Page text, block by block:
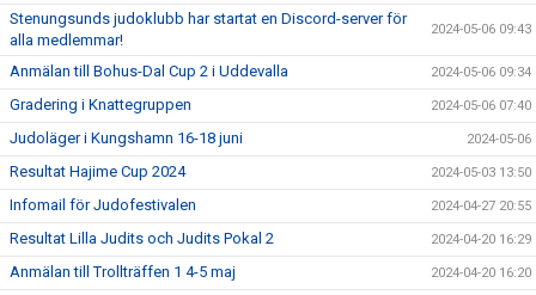
Stenungsunds judoklubb har startat en Discord-server för
alla medlemmar!
2024-05-06 09:43
Anmälan till Bohus-Dal Cup 2 i Uddevalla 2024-05-06 09:34
Gradering i Knattegruppen 2024-05-06 07:40
Judoläger i Kungshamn 16-18 juni 2024-05-06
Resultat Hajime Cup 2024 2024-05-03 13:50
Infomail för Judofestivalen 2024-04-27 20:55
Resultat Lilla Judits och Judits Pokal 2 2024-04-20 16:29
Anmälan till Trollträffen 1 4-5 maj 2024-04-20 16:20